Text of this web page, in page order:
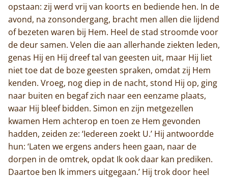
opstaan: zij werd vrij van koorts en bediende hen. In de
avond, na zonsondergang, bracht men allen die lijdend
of bezeten waren bij Hem. Heel de stad stroomde voor
de deur samen. Velen die aan allerhande ziekten leden,
genas Hij en Hij dreef tal van geesten uit, maar Hij liet
niet toe dat de boze geesten spraken, omdat zij Hem
kenden. Vroeg, nog diep in de nacht, stond Hij op, ging
naar buiten en begaf zich naar een eenzame plaats,
waar Hij bleef bidden. Simon en zijn metgezellen
kwamen Hem achterop en toen ze Hem gevonden
hadden, zeiden ze: ‘Iedereen zoekt U.’ Hij antwoordde
hun: ‘Laten we ergens anders heen gaan, naar de
dorpen in de omtrek, opdat Ik ook daar kan prediken.
Daartoe ben Ik immers uitgegaan.’ Hij trok door heel